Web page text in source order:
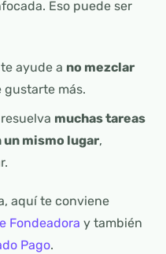
Eso puede ser
ayude a no mezclar
más.
muchas tareas
mismo lugar,
aquí te conviene
Fondeadora y también
Pago.